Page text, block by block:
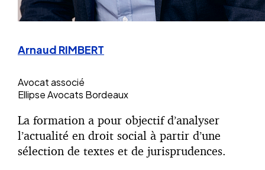
Arnaud RIMBERT
Avocat associé
Ellipse Avocats Bordeaux
La formation a pour objectif d’analyser
l’actualité en droit social à partir d’une
sélection de textes et de jurisprudences.